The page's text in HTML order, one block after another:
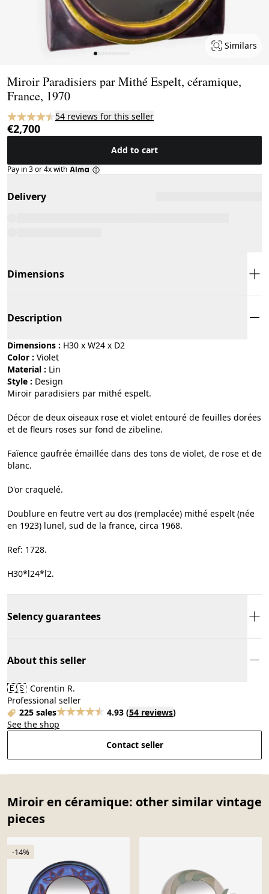
Similars
Miroir Paradisiers par Mithé Espelt, céramique,
France, 1970
54 reviews for this seller
€2,700
Add to cart
Pay in 3 or 4x with
Delivery
Dimensions
Description
Dimensions : H30 x W24 x D2
Color :
violet
Material :
lin
Style :
design
Miroir paradisiers par mithé espelt.
Décor de deux oiseaux rose et violet entouré de feuilles dorées
et de fleurs roses sur fond de zibeline.
Faïence gaufrée émaillée dans des tons de violet, de rose et de
blanc.
D'or craquelé.
Doublure en feutre vert au dos (remplacée) mithé espelt (née
en 1923) lunel, sud de la france, circa 1968.
Ref: 1728.
H30*l24*l2.
Selency guarantees
About this seller
🇪🇸 Corentin R.
Professional seller
225 sales
4.93 (54 reviews)
See the shop
Contact seller
Miroir en céramique: other similar vintage
pieces
-14%